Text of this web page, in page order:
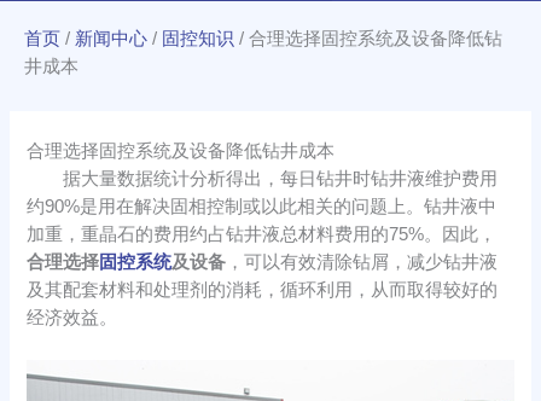
首页 / 新闻中心 / 固控知识 / 合理选择固控系统及设备降低钻
井成本
合理选择固控系统及设备降低钻井成本
据大量数据统计分析得出，每日钻井时钻井液维护费用
约90%是用在解决固相控制或以此相关的问题上。钻井液中
加重，重晶石的费用约占钻井液总材料费用的75%。因此，
合理选择固控系统及设备 ，可以有效清除钻屑，减少钻井液
及其配套材料和处理剂的消耗，循环利用，从而取得较好的
经济效益。